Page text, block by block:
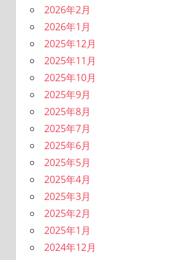
2026年2月
2026年1月
2025年12月
2025年11月
2025年10月
2025年9月
2025年8月
2025年7月
2025年6月
2025年5月
2025年4月
2025年3月
2025年2月
2025年1月
2024年12月